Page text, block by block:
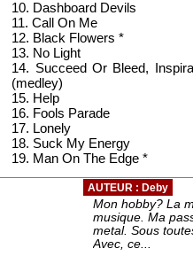
10. Dashboard Devils
11. Call On Me
12. Black Flowers *
13. No Light
14. Succeed Or Bleed,
(medley)
15. Help
16. Fools Parade
17. Lonely
18. Suck My Energy
19. Man On The Edge *
AUTEUR : Deby
Mon hobby? La
musique. Ma
metal. Sous
Avec, ce...